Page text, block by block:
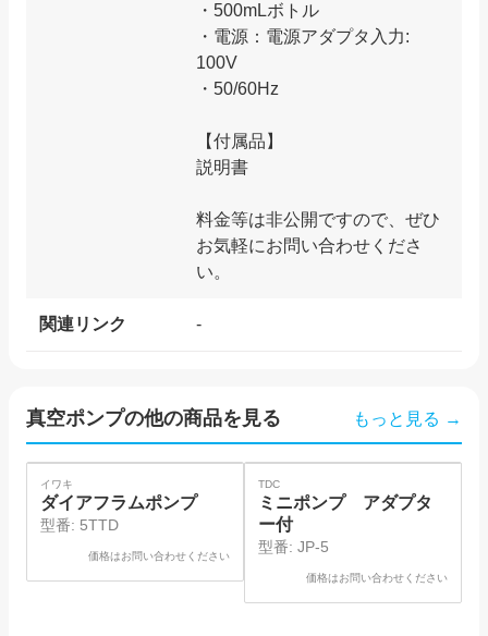
・500mLボトル
・電源：電源アダプタ入力:
100V
・50/60Hz
【付属品】
説明書
料金等は非公開ですので、ぜひ
お気軽にお問い合わせくださ
い。
関連リンク -
真空ポンプの他の商品を見る もっと見る →
イワキ
ダイアフラムポンプ
型番: 5TTD
価格はお問い合わせください
TDC
ミニポンプ アダプタ
ー付
型番: JP-5
価格はお問い合わせください